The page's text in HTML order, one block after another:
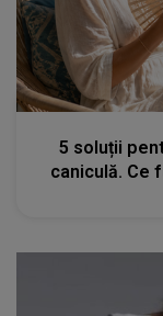
5 soluții
caniculă. Ce